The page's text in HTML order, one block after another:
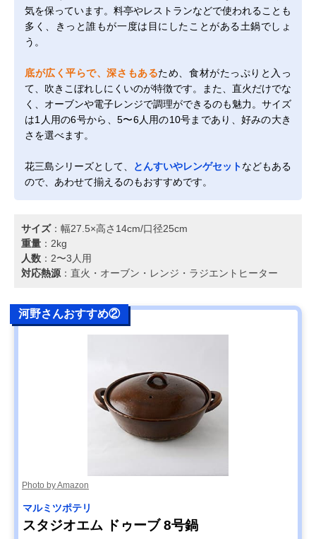
気を保っています。料亭やレストランなどで使われることも
多く、きっと誰もが一度は目にしたことがある土鍋でしょ
う。
底が広く平らで、深さもあるため、食材がたっぷりと入っ
て、吹きこぼれしにくいのが特徴です。また、直火だけでな
く、オーブンや電子レンジで調理ができるのも魅力。サイズ
は1人用の6号から、5〜6人用の10号まであり、好みの大き
さを選べます。
花三島シリーズとして、 とんすいやレンゲセットなどもある
ので、あわせて揃えるのもおすすめです。
サイズ：幅27.5×高さ14cm/口径25cm
重量 ：2kg
人数 ：2〜3人用
対応熱源 ：直火・オーブン・レンジ・ラジエントヒーター
河野さんおすすめ②
Photo by Amazon
マルミツポテリ
スタジオエム ドゥーブ 8号鍋